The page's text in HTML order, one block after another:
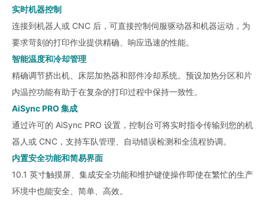
实时机器控制
连接到机器人或 CNC 后，可直接控制伺服驱动器和机器运动，为
要求苛刻的打印作业提供精确、响应迅速的性能。
智能温度和冷却管理
精确调节挤出机、床层加热器和部件冷却系统。预设加热分区和片
内温控功能有助于在复杂的打印过程中保持一致性。
AiSync PRO 集成
通过许可的 AiSync PRO 设置，控制台可将实时指令传输到您的机
器人或 CNC，支持车队管理、自动错误检测和全流程协调。
内置安全功能和简易界面
10.1 英寸触摸屏、集成安全功能和维护键使操作即使在繁忙的生产
环境中也能安全、简单、高效。